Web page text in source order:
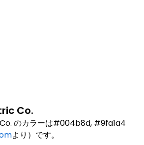
Co.
のカラーは#004b8d, #9fa1a4
より）です。